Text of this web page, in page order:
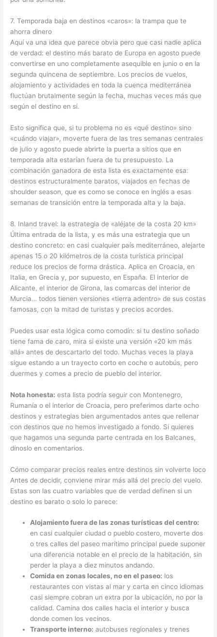
7. Temporada baja en destinos «caros»: la trampa que te
ahorra dinero
Aquí va una idea que parece obvia pero que casi nadie aplica
de verdad: el destino más barato de Europa en agosto puede
convertirse en uno completamente asequible en junio o en la
segunda quincena de septiembre. Los precios de vuelos,
alojamiento y actividades en toda la cuenca mediterránea
fluctúan brutalmente según la fecha, muchas veces más que
según el destino en sí.
Esto significa que, si tu problema no es «qué destino» sino
«cuándo viajar», moverte fuera de las tres semanas centrales
de julio y agosto puede abrirte la puerta a sitios que en
temporada alta estarían fuera de tu presupuesto. La
combinación ganadora de esta lista es exactamente esa:
destinos estructuralmente baratos, viajados en fechas de
shoulder season, que es como se conoce en inglés a esas
semanas de transición entre la temporada alta y la baja.
8. Inland travel: la estrategia de «aléjate de la costa 20 km»
Última entrada de la lista, y es más una estrategia que un
destino concreto: en casi cualquier país mediterráneo, alejarte
apenas 15 o 20 kilómetros de la costa turística principal
reduce los precios de forma drástica. Aplica en Croacia, en
Italia, en Grecia y, por supuesto, en España. El interior de
Alicante, el interior de Girona, las comarcas del interior de
Murcia… todos tienen versiones «tierra adentro» de sus costas
famosas, con la mitad de turistas y precios acordes.
Puedes usar esta lógica como comodín: si tu destino soñado
tiene fama de caro, mira si existe una versión «20 km más
allá» antes de descartarlo del todo. Muchas veces la playa
sigue estando a un trayecto corto en coche o autobús, pero
duermes y comes a precio de pueblo del interior.
Nota honesta: esta lista podría seguir con Montenegro,
Rumanía o el interior de Croacia, pero preferimos darte ocho
destinos y estrategias bien argumentados antes que rellenar
con destinos que no hemos investigado a fondo. Si quieres
que hagamos una segunda parte centrada en los Balcanes,
dínoslo en comentarios.
Cómo comparar precios reales entre destinos sin volverte loco
Antes de decidir, conviene mirar más allá del precio del vuelo.
Estas son las cuatro variables que de verdad definen si un
destino es barato o solo lo parece:
Alojamiento fuera de las zonas turísticas del centro:
en casi cualquier ciudad o pueblo costero, moverte dos
o tres calles del paseo marítimo principal puede suponer
una diferencia notable en el precio de la habitación, sin
perder la playa a diez minutos andando.
Comida en zonas locales, no en el paseo: los
restaurantes con vistas al mar y carta en cinco idiomas
casi siempre cobran un extra por la ubicación, no por la
calidad. Camina dos calles hacia el interior y busca
donde comen los vecinos.
Transporte interno: autobuses regionales y trenes